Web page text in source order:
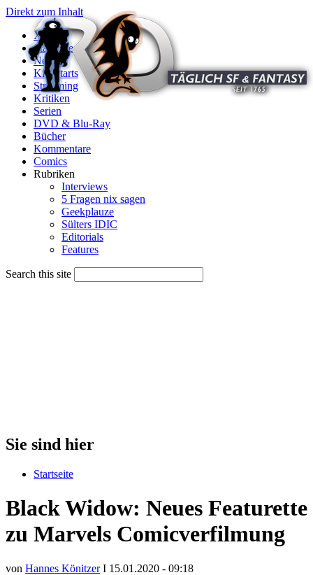
Direkt zum Inhalt
X
Startseite
News
Kinostarts
Streaming
Kritiken
Serien
DVD & Blu-Ray
Bücher
Kommentare
Comics
Rubriken
Interviews
5 Fragen nix sagen
Geekplauze
Sülters IDIC
Editorials
Features
Search this site
Sie sind hier
Startseite
Black Widow: Neues Featurette
zu Marvels Comicverfilmung
von Hannes KönitzerI 15.01.2020 - 09:18